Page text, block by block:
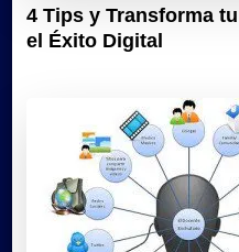
4 Tips y Transforma
el Éxito Digital